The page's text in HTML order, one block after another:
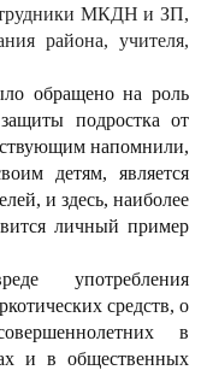
МКДН и ЗП,
района, учителя,
обращено на роль
подростка от
напомнили,
детям, является
и здесь, наиболее
личный пример
употребления
средств, о
в
и в общественных